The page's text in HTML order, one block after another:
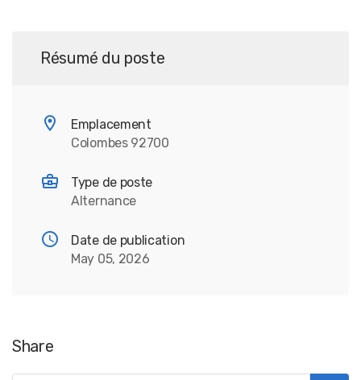
Résumé du poste
Emplacement
Colombes 92700
Type de poste
Alternance
Date de publication
May 05, 2026
Share